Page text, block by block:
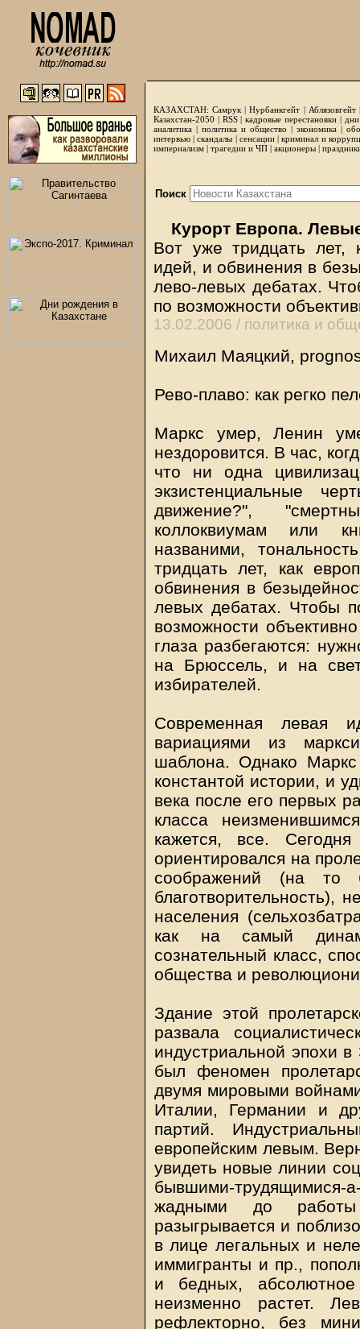
КАЗАХСТАН: Самрук |Нурбанкгейт | Аблязовгейт
Казахстан-2050 | RSS|кадровые перестановки|
аналитика | политика и общество | экономика |
интервью |скандалы | сенсации|криминал и
империализм | трагедии и ЧП | акционеры |
Поиск
Курорт Европа.
Вот уже тридцать лет,
идей, и обвинения в
лево-левых дебатах.
по возможности
13.02.2006 / политика и
Михаил Маяцкий,
Рево-плаво: как регко
Маркс умер, Ленин
нездоровится. В час,
что ни одна
экзистенциальные
движение?",
коллоквиумам или
названими,
тридцать лет, как
обвинения в
левых дебатах. Чтобы
возможности
глаза разбегаются:
на Брюссель, и на
избирателей.
Современная левая
вариациями из
шаблона. Однако Маркс
константой истории, и
века после его первых
класса
кажется, все.
ориентировался на
соображений (на то
благотворительность),
населения
как на самый
сознательный класс,
общества и
Здание этой
развала
индустриальной эпохи
был феномен
двумя мировыми
Италии, Германии и
партий.
европейским левым.
увидеть новые линии
бывшими-
жадными до работы
разыгрывается и
в лице легальных и
иммигранты и пр.,
и бедных,
неизменно растет.
рефлекторно, без